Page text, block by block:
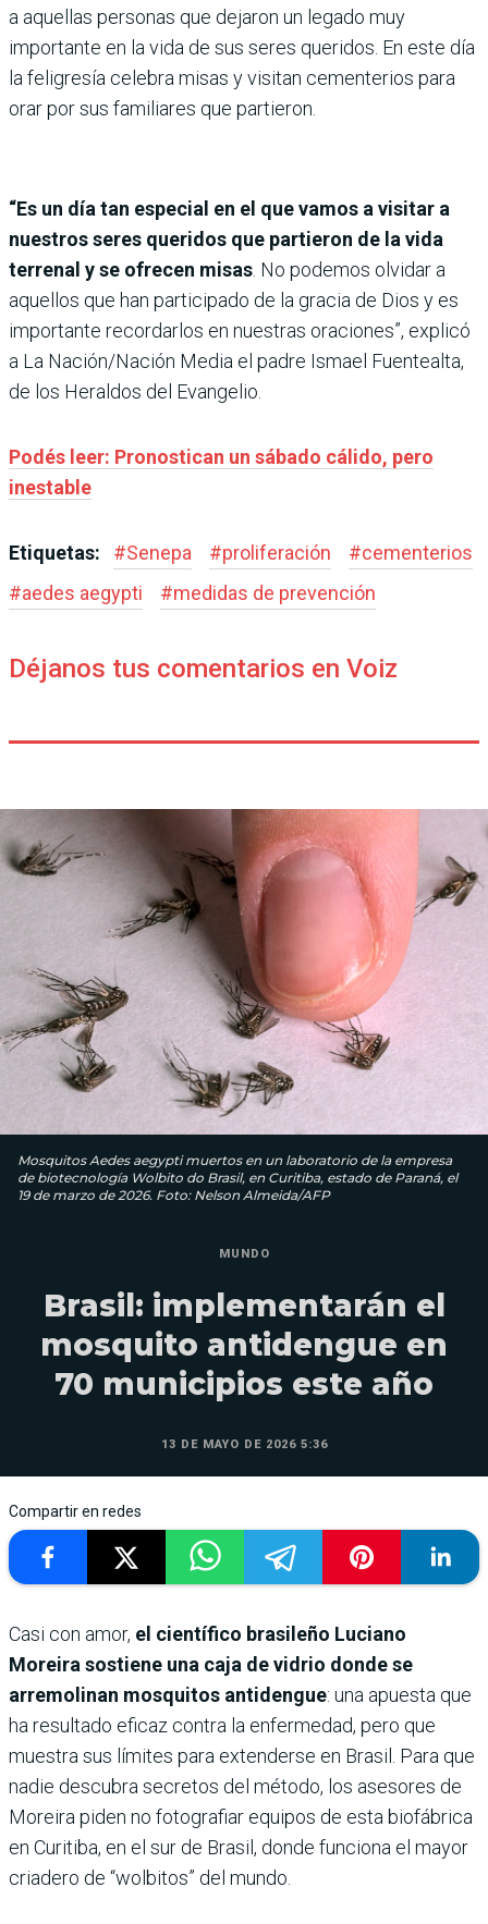
a aquellas personas que dejaron un legado muy
importante en la vida de sus seres queridos. En este día
la feligresía celebra misas y visitan cementerios para
orar por sus familiares que partieron.
“Es un día tan especial en el que vamos a visitar a
nuestros seres queridos que partieron de la vida
terrenal y se ofrecen misas . No podemos olvidar a
aquellos que han participado de la gracia de Dios y es
importante recordarlos en nuestras oraciones”, explicó
a La Nación/Nación Media el padre Ismael Fuentealta,
de los Heraldos del Evangelio.
Podés leer: Pronostican un sábado cálido, pero
inestable
Etiquetas: #Senepa #proliferación #cementerios
#aedes aegypti #medidas de prevención
Déjanos tus comentarios en Voiz
Mosquitos Aedes aegypti muertos en un laboratorio de la empresa
de biotecnología Wolbito do Brasil, en Curitiba, estado de Paraná, el
19 de marzo de 2026. Foto: Nelson Almeida/AFP
MUNDO
Brasil: implementarán el
mosquito antidengue en
70 municipios este año
13 DE MAYO DE 2026 5:36
Compartir en redes
Casi con amor, el científico brasileño Luciano
Moreira sostiene una caja de vidrio donde se
arremolinan mosquitos antidengue: una apuesta que
ha resultado eficaz contra la enfermedad, pero que
muestra sus límites para extenderse en Brasil. Para que
nadie descubra secretos del método, los asesores de
Moreira piden no fotografiar equipos de esta biofábrica
en Curitiba, en el sur de Brasil, donde funciona el mayor
criadero de “wolbitos” del mundo.